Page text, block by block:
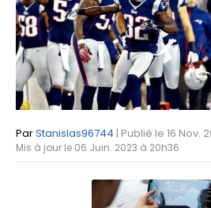
ParStanislas96744 | Publié le 16 Nov.
Mis à jour le 06 Juin. 2023 à 20h36